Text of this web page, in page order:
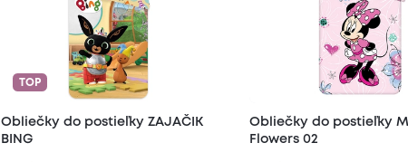
TOP
Obliečky do postieľky ZAJAČIK
BING
Obliečky do postieľky
Flowers 02